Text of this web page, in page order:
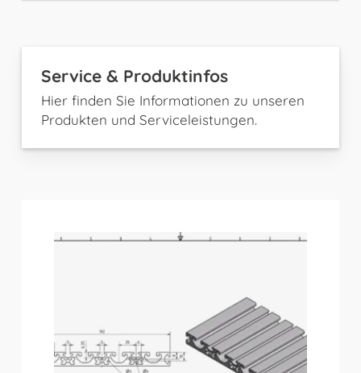
Service & Produktinfos
Hier finden Sie Informationen zu unseren
Produkten und Serviceleistungen.